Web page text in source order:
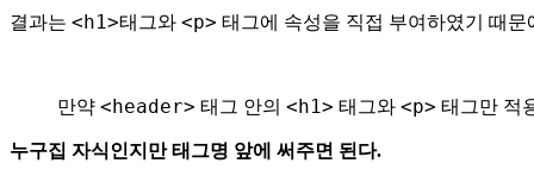
결과는 <h1>태그와 <p> 태그에 속성을 직접 부여하였기 때문
만약 <header> 태그 안의 <h1> 태그와 <p> 태그만 적
누구집 자식인지만 태그명 앞에 써주면 된다.